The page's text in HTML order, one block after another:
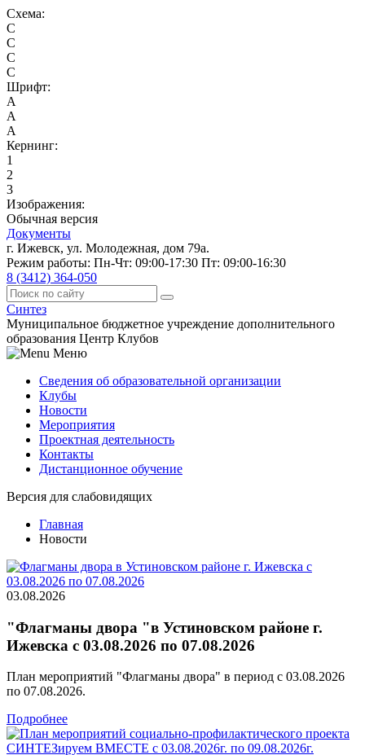
Схема:
C
C
C
C
Шрифт:
A
A
A
Кернинг:
1
2
3
Изображения:
Обычная версия
Документы
г. Ижевск, ул. Молодежная, дом 79а.
Режим работы: Пн-Чт: 09:00-17:30 Пт: 09:00-16:30
8 (3412) 364-050
Синтез
Муниципальное бюджетное учреждение дополнительного
образования Центр Клубов
Меню
Сведения об образовательной организации
Клубы
Новости
Мероприятия
Проектная деятельность
Контакты
Дистанционное обучение
Версия для слабовидящих
Главная
Новости
03.08.2026
"Флагманы двора "в Устиновском районе г.
Ижевска с 03.08.2026 по 07.08.2026
План мероприятий "Флагманы двора" в период с 03.08.2026
по 07.08.2026.
Подробнее